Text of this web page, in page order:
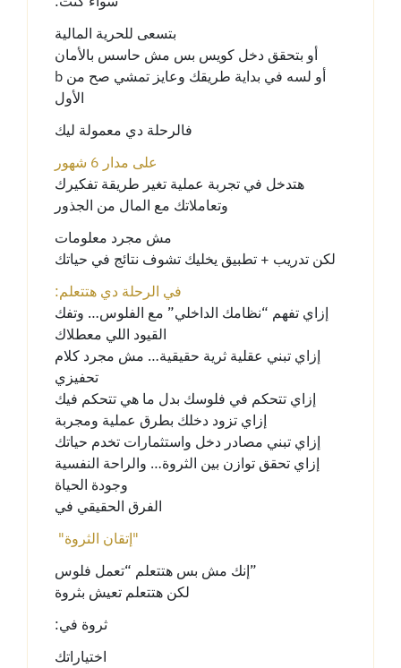
بتسعى للحرية المالية
أو بتحقق دخل كويس بس مش حاسس بالأمان
b أو لسه في بداية طريقك وعايز تمشي صح من
الأول
فالرحلة دي معمولة ليك
على مدار 6 شهور
هتدخل في تجربة عملية تغير طريقة تفكيرك
وتعاملاتك مع المال من الجذور
مش مجرد معلومات
لكن تدريب + تطبيق يخليك تشوف نتائج في حياتك
:في الرحلة دي هتتعلم
إزاي تفهم “نظامك الداخلي” مع الفلوس… وتفك
القيود اللي معطلاك
إزاي تبني عقلية ثرية حقيقية… مش مجرد كلام
تحفيزي
إزاي تتحكم في فلوسك بدل ما هي تتحكم فيك
إزاي تزود دخلك بطرق عملية ومجربة
إزاي تبني مصادر دخل واستثمارات تخدم حياتك
إزاي تحقق توازن بين الثروة… والراحة النفسية
وجودة الحياة
الفرق الحقيقي في
"إتقان الثروة"
إنك مش بس هتتعلم “تعمل فلوس”
لكن هتتعلم تعيش بثروة
:ثروة في
اختياراتك